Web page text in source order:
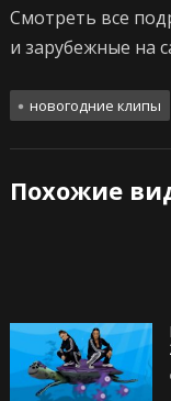
Смотреть все
и зарубежные на
новогодние клипы
Похожие